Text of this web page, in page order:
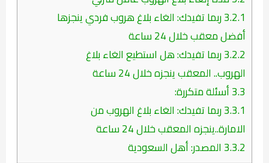
3.2.1ربما تفيدك: الغاء بلاغ هروب فردي ينجزها
أفضل معقب خلال 24 ساعة
3.2.2ربما تفيدك: هل استطيع الغاء بلاغ
الهروب.. المعقب ينجزه خلال 24 ساعة
3.3أسئلة متكررة:
3.3.1ربما تفيدك: الغاء بلاغ الهروب من
الامارة..ينجزه المعقب خلال 24 ساعة
3.3.2 المصدر: أهل السعودية